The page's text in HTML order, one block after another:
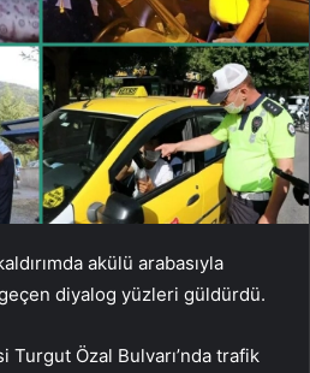
akülü arabasıyla
diyalog yüzleri güldürdü.
Turgut Özal Bulvarı’nda trafik